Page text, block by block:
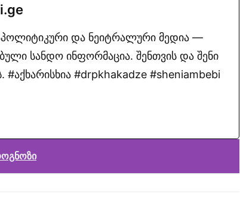
და ნეიტრალური მედია —
სანდო ინფორმაცია. შენთვის და შენი
#drpkhakadze #sheniambebi